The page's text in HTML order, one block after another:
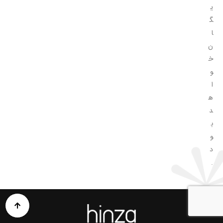
ی
گ
ا
ن
خ
و
ا
ه
د
ب
و
د
.